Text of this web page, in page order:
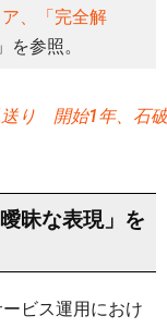
、「完全解
」を参照。
送り 開始1年、石
昧な表現」を
ビス運用におけ